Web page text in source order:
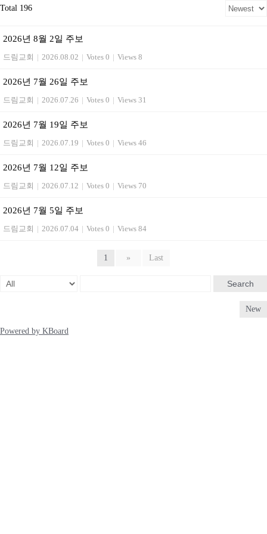
Total 196
2026년 8월 2일 주보
드림교회 | 2026.08.02 | Votes 0 | Views 8
2026년 7월 26일 주보
드림교회 | 2026.07.26 | Votes 0 | Views 31
2026년 7월 19일 주보
드림교회 | 2026.07.19 | Votes 0 | Views 46
2026년 7월 12일 주보
드림교회 | 2026.07.12 | Votes 0 | Views 70
2026년 7월 5일 주보
드림교회 | 2026.07.04 | Votes 0 | Views 84
1 » Last
Search
New
Powered by KBoard